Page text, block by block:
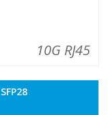
10G RJ45